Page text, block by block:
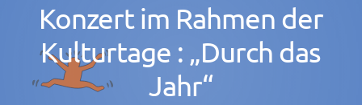
Konzert im Rahmen der
Kulturtage : „Durch das
Jahr“